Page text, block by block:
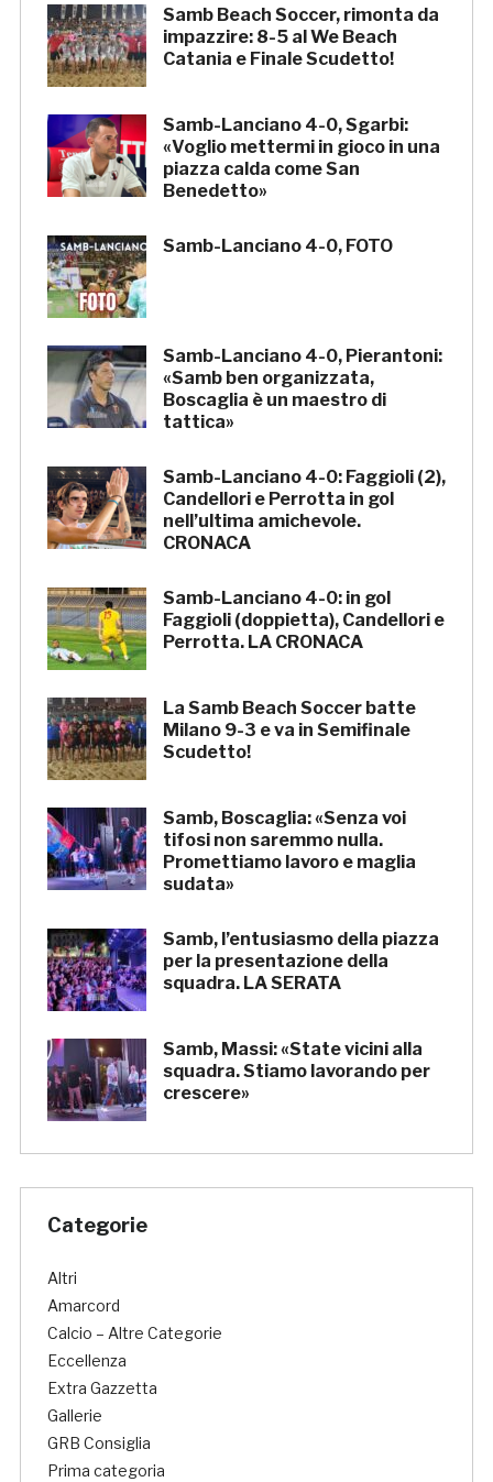
Samb Beach Soccer, rimonta da
impazzire: 8-5 al We Beach
Catania e Finale Scudetto!
Samb-Lanciano 4-0, Sgarbi:
«Voglio mettermi in gioco in una
piazza calda come San
Benedetto»
Samb-Lanciano 4-0, FOTO
Samb-Lanciano 4-0, Pierantoni:
«Samb ben organizzata,
Boscaglia è un maestro di
tattica»
Samb-Lanciano 4-0: Faggioli (2),
Candellori e Perrotta in gol
nell’ultima amichevole.
CRONACA
Samb-Lanciano 4-0: in gol
Faggioli (doppietta), Candellori e
Perrotta. LA CRONACA
La Samb Beach Soccer batte
Milano 9-3 e va in Semifinale
Scudetto!
Samb, Boscaglia: «Senza voi
tifosi non saremmo nulla.
Promettiamo lavoro e maglia
sudata»
Samb, l’entusiasmo della piazza
per la presentazione della
squadra. LA SERATA
Samb, Massi: «State vicini alla
squadra. Stiamo lavorando per
crescere»
Categorie
Altri
Amarcord
Calcio – Altre Categorie
Eccellenza
Extra Gazzetta
Gallerie
GRB Consiglia
Prima categoria